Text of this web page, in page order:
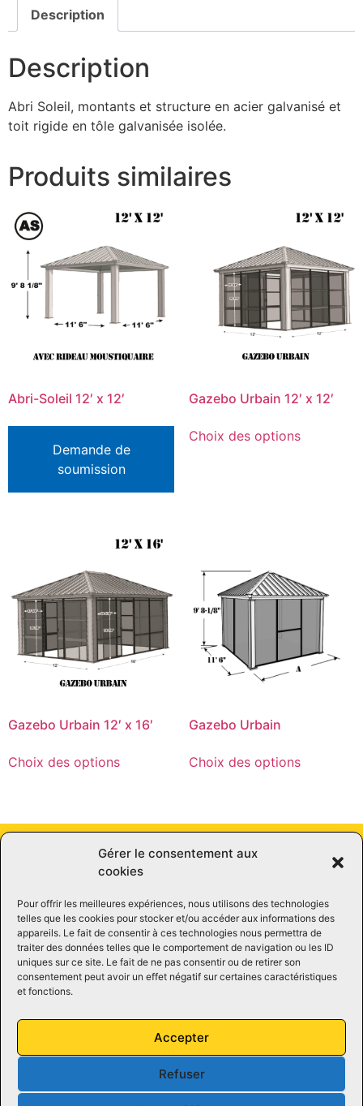
Gérer le consentement aux
cookies
Pour offrir les meilleures expériences, nous utilisons des technologies
telles que les cookies pour stocker et/ou accéder aux informations des
appareils. Le fait de consentir à ces technologies nous permettra de
traiter des données telles que le comportement de navigation ou les ID
uniques sur ce site. Le fait de ne pas consentir ou de retirer son
consentement peut avoir un effet négatif sur certaines caractéristiques
et fonctions.
Accepter
Refuser
Description
Description
Abri Soleil, montants et structure en acier galvanisé et
toit rigide en tôle galvanisée isolée.
Produits similaires
Abri-Soleil 12′ x 12′
Demande de
soumission
Gazebo Urbain 12′ x 12′
Choix des options
Gazebo Urbain 12′ x 16′
Choix des options
Gazebo Urbain
Choix des options
&nbsp&nbsp&nbsp&nbsp&nbsp&nbspSaint-Hubert,
Québec
&nbsp&nbsp&nbsp&nbsp&nbsp&nbsp J3Y 5K2
(450) 676-5240